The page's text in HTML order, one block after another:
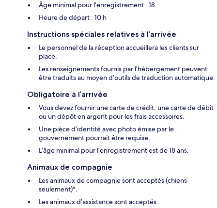
Âge minimal pour l’enregistrement : 18
Heure de départ : 10 h
Instructions spéciales relatives à l’arrivée
Le personnel de la réception accueillera les clients sur
place.
Les renseignements fournis par l’hébergement peuvent
être traduits au moyen d’outils de traduction automatique.
Obligatoire à l’arrivée
Vous devez fournir une carte de crédit, une carte de débit
ou un dépôt en argent pour les frais accessoires.
Une pièce d’identité avec photo émise par le
gouvernement pourrait être requise.
L’âge minimal pour l’enregistrement est de 18 ans.
Animaux de compagnie
Les animaux de compagnie sont acceptés (chiens
seulement)*.
Les animaux d’assistance sont acceptés.